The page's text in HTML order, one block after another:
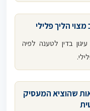
מצוי הליך פלילי
בדין לטענה לפיה
שהוציא המעסיק